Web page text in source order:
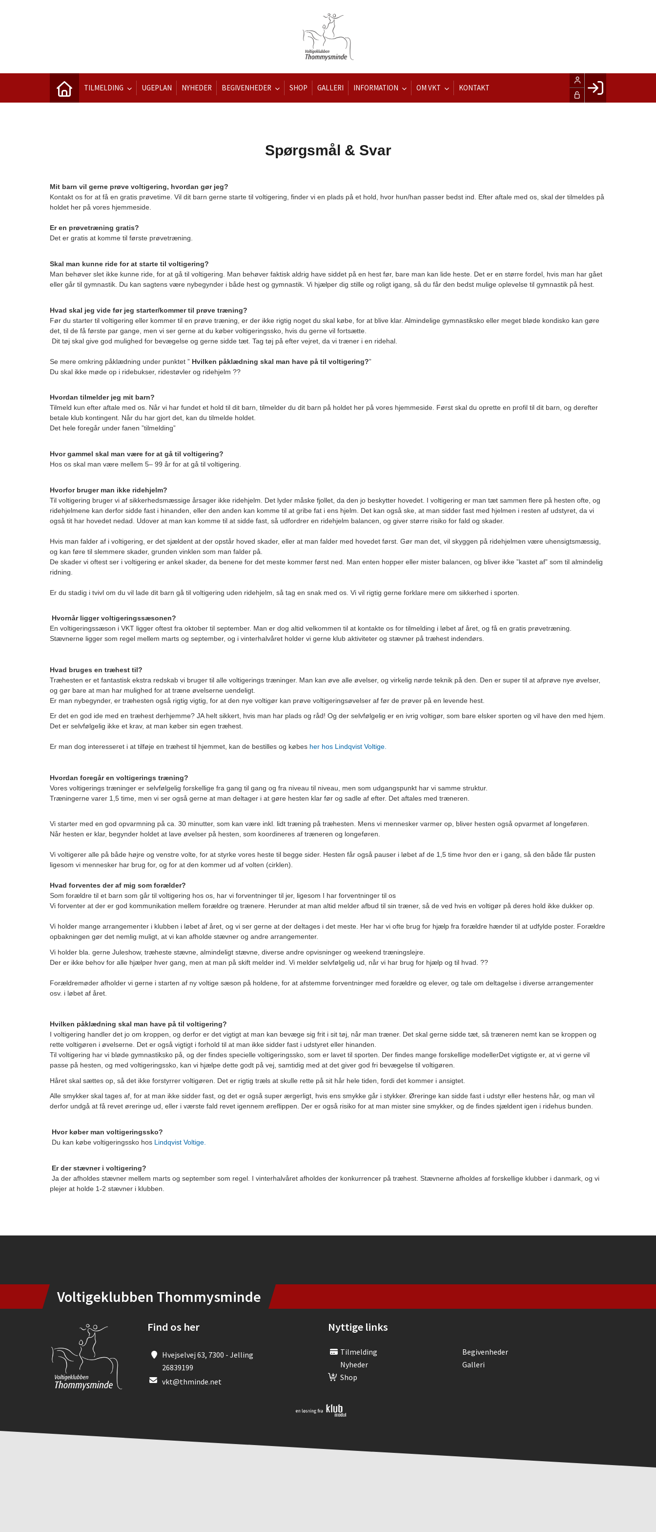
TILMELDING UGEPLAN NYHEDER BEGIVENHEDER SHOP GALLERI INFORMATION OM VKT KONTAKT
Spørgsmål & Svar
Mit barn vil gerne prøve voltigering, hvordan gør jeg?
Kontakt os for at få en gratis prøvetime. Vil dit barn gerne starte til voltigering, finder vi en plads på et hold, hvor hun/han passer bedst ind. Efter aftale med os, skal der tilmeldes på
holdet her på vores hjemmeside.
Er en prøvetræning gratis?
Det er gratis at komme til første prøvetræning.
Skal man kunne ride for at starte til voltigering?
Man behøver slet ikke kunne ride, for at gå til voltigering. Man behøver faktisk aldrig have siddet på en hest før, bare man kan lide heste. Det er en større fordel, hvis man har gået
eller går til gymnastik. Du kan sagtens være nybegynder i både hest og gymnastik. Vi hjælper dig stille og roligt igang, så du får den bedst mulige oplevelse til gymnastik på hest.
Hvad skal jeg vide før jeg starter/kommer til prøve træning?
Før du starter til voltigering eller kommer til en prøve træning, er der ikke rigtig noget du skal købe, for at blive klar. Almindelige gymnastiksko eller meget bløde kondisko kan gøre
det, til de få første par gange, men vi ser gerne at du køber voltigeringssko, hvis du gerne vil fortsætte.
Dit tøj skal give god mulighed for bevægelse og gerne sidde tæt. Tag tøj på efter vejret, da vi træner i en ridehal.
Se mere omkring påklædning under punktet ” Hvilken påklædning skal man have på til voltigering?”
Du skal ikke møde op i ridebukser, ridestøvler og ridehjelm ??
Hvordan tilmelder jeg mit barn?
Tilmeld kun efter aftale med os. Når vi har fundet et hold til dit barn, tilmelder du dit barn på holdet her på vores hjemmeside. Først skal du oprette en profil til dit barn, og derefter
betale klub kontingent. Når du har gjort det, kan du tilmelde holdet.
Det hele foregår under fanen ”tilmelding”
Hvor gammel skal man være for at gå til voltigering?
Hos os skal man være mellem 5– 99 år for at gå til voltigering.
Hvorfor bruger man ikke ridehjelm?
Til voltigering bruger vi af sikkerhedsmæssige årsager ikke ridehjelm. Det lyder måske fjollet, da den jo beskytter hovedet. I voltigering er man tæt sammen flere på hesten ofte, og
ridehjelmene kan derfor sidde fast i hinanden, eller den anden kan komme til at gribe fat i ens hjelm. Det kan også ske, at man sidder fast med hjelmen i resten af udstyret, da vi
også tit har hovedet nedad. Udover at man kan komme til at sidde fast, så udfordrer en ridehjelm balancen, og giver større risiko for fald og skader.
Hvis man falder af i voltigering, er det sjældent at der opstår hoved skader, eller at man falder med hovedet først. Gør man det, vil skyggen på ridehjelmen være uhensigtsmæssig,
og kan føre til slemmere skader, grunden vinklen som man falder på.
De skader vi oftest ser i voltigering er ankel skader, da benene for det meste kommer først ned. Man enten hopper eller mister balancen, og bliver ikke ”kastet af” som til almindelig
ridning.
Er du stadig i tvivl om du vil lade dit barn gå til voltigering uden ridehjelm, så tag en snak med os. Vi vil rigtig gerne forklare mere om sikkerhed i sporten.
Hvornår ligger voltigeringssæsonen?
En voltigeringssæson i VKT ligger oftest fra oktober til september. Man er dog altid velkommen til at kontakte os for tilmelding i løbet af året, og få en gratis prøvetræning.
Stævnerne ligger som regel mellem marts og september, og i vinterhalvåret holder vi gerne klub aktiviteter og stævner på træhest indendørs.
Hvad bruges en træhest til?
Træhesten er et fantastisk ekstra redskab vi bruger til alle voltigerings træninger. Man kan øve alle øvelser, og virkelig nørde teknik på den. Den er super til at afprøve nye øvelser,
og gør bare at man har mulighed for at træne øvelserne uendeligt.
Er man nybegynder, er træhesten også rigtig vigtig, for at den nye voltigør kan prøve voltigeringsøvelser af før de prøver på en levende hest.
Er det en god ide med en træhest derhjemme? JA helt sikkert, hvis man har plads og råd! Og der selvfølgelig er en ivrig voltigør, som bare elsker sporten og vil have den med hjem.
Det er selvfølgelig ikke et krav, at man køber sin egen træhest.
Er man dog interesseret i at tilføje en træhest til hjemmet, kan de bestilles og købes her hos Lindqvist Voltige.
Hvordan foregår en voltigerings træning?
Vores voltigerings træninger er selvfølgelig forskellige fra gang til gang og fra niveau til niveau, men som udgangspunkt har vi samme struktur.
Træningerne varer 1,5 time, men vi ser også gerne at man deltager i at gøre hesten klar før og sadle af efter. Det aftales med træneren.
Vi starter med en god opvarmning på ca. 30 minutter, som kan være inkl. lidt træning på træhesten. Mens vi mennesker varmer op, bliver hesten også opvarmet af longeføren.
Når hesten er klar, begynder holdet at lave øvelser på hesten, som koordineres af træneren og longeføren.
Vi voltigerer alle på både højre og venstre volte, for at styrke vores heste til begge sider. Hesten får også pauser i løbet af de 1,5 time hvor den er i gang, så den både får pusten
ligesom vi mennesker har brug for, og for at den kommer ud af volten (cirklen).
Hvad forventes der af mig som forælder?
Som forældre til et barn som går til voltigering hos os, har vi forventninger til jer, ligesom I har forventninger til os
Vi forventer at der er god kommunikation mellem forældre og trænere. Herunder at man altid melder afbud til sin træner, så de ved hvis en voltigør på deres hold ikke dukker op.
Vi holder mange arrangementer i klubben i løbet af året, og vi ser gerne at der deltages i det meste. Her har vi ofte brug for hjælp fra forældre hænder til at udfylde poster. Forældre
opbakningen gør det nemlig muligt, at vi kan afholde stævner og andre arrangementer.
Vi holder bla. gerne Juleshow, træheste stævne, almindeligt stævne, diverse andre opvisninger og weekend træningslejre.
Der er ikke behov for alle hjælper hver gang, men at man på skift melder ind. Vi melder selvfølgelig ud, når vi har brug for hjælp og til hvad. ??
Forældremøder afholder vi gerne i starten af ny voltige sæson på holdene, for at afstemme forventninger med forældre og elever, og tale om deltagelse i diverse arrangementer
osv. i løbet af året.
Hvilken påklædning skal man have på til voltigering?
I voltigering handler det jo om kroppen, og derfor er det vigtigt at man kan bevæge sig frit i sit tøj, når man træner. Det skal gerne sidde tæt, så træneren nemt kan se kroppen og
rette voltigøren i øvelserne. Det er også vigtigt i forhold til at man ikke sidder fast i udstyret eller hinanden.
Til voltigering har vi bløde gymnastiksko på, og der findes specielle voltigeringssko, som er lavet til sporten. Der findes mange forskellige modellerDet vigtigste er, at vi gerne vil
passe på hesten, og med voltigeringssko, kan vi hjælpe dette godt på vej, samtidig med at det giver god fri bevægelse til voltigøren.
Håret skal sættes op, så det ikke forstyrrer voltigøren. Det er rigtig træls at skulle rette på sit hår hele tiden, fordi det kommer i ansigtet.
Alle smykker skal tages af, for at man ikke sidder fast, og det er også super ærgerligt, hvis ens smykke går i stykker. Øreringe kan sidde fast i udstyr eller hestens hår, og man vil
derfor undgå at få revet øreringe ud, eller i værste fald revet igennem øreflippen. Der er også risiko for at man mister sine smykker, og de findes sjældent igen i ridehus bunden.
Hvor køber man voltigeringssko?
Du kan købe voltigeringssko hos Lindqvist Voltige.
Er der stævner i voltigering?
Ja der afholdes stævner mellem marts og september som regel. I vinterhalvåret afholdes der konkurrencer på træhest. Stævnerne afholdes af forskellige klubber i danmark, og vi
plejer at holde 1-2 stævner i klubben.
Voltigeklubben Thommysminde
Find os her
Hvejselvej 63, 7300 - Jelling
26839199
vkt@thminde.net
Nyttige links
Tilmelding
Begivenheder
Nyheder
Galleri
Shop